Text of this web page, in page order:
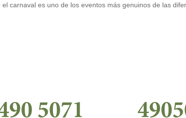
carnaval es uno de los eventos más genuinos de las
5071